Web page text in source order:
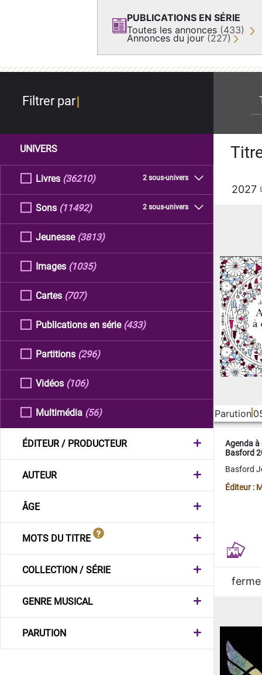
PUBLICATIONS EN SÉRIE
Toutes les annonces (433)
Annonces du jour (227)
Filtrer par
UNIVERS
Livres 2 sous-univers
(36210)
Sons 2 sous-univers
(11492)
Jeunesse (3813)
Images (1035)
Cartes (707)
Publications en série (433)
Partitions (296)
Vidéos (106)
Multimédia (56)
ÉDITEUR / PRODUCTEUR
AUTEUR
ÂGE
MOTS DU TITRE
COLLECTION / SÉRIE
GENRE MUSICAL
PARUTION
2027
Parution
Agenda
Basford
Basford
Éditeur :
ferme